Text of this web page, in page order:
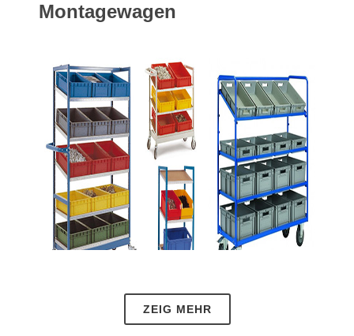
Montagewagen
ZEIG MEHR